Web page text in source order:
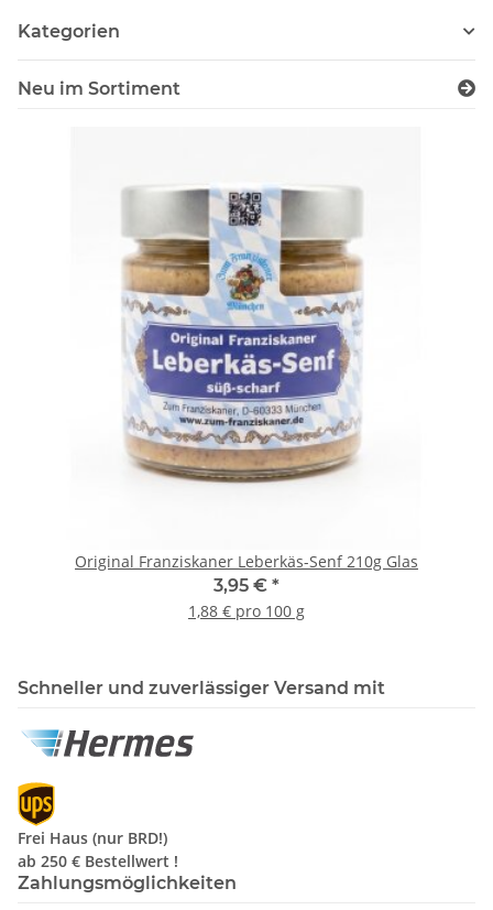
Kategorien
Neu im Sortiment
Original Franziskaner Leberkäs-Senf 210g Glas
3,95 € *
1,88 € pro 100 g
Schneller und zuverlässiger Versand mit
Frei Haus (nur BRD!)
ab 250 € Bestellwert !
Zahlungsmöglichkeiten